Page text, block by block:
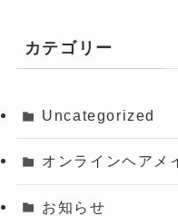
カテゴリー
Uncategorized
オンラインヘアメ
お知らせ